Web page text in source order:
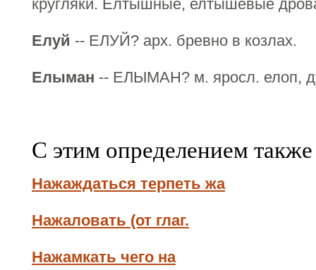
кругляки. Елтышные, елтышевые
Елуй -- ЕЛУЙ? арх. бревно в козлах.
Елыман -- ЕЛЫМАН? м. яросл. елоп,
С этим определением
Нажаждаться терпеть жа
Нажаловать (от глаг.
Нажамкать чего на